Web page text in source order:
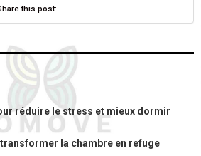
S
this post:
réduire le stress et mieux dormir
la chambre en refuge